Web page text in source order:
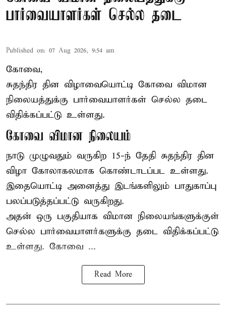
பார்வையாளர்கள் செல்ல தடை
Published on: 07 Aug 2026, 9:54 am
கோவை,
சுதந்திர தின விழாவையொட்டி கோவை விமான
நிலையத்துக்கு பார்வையாளர்கள் செல்ல தடை
விதிக்கப்பட்டு உள்ளது.
கோவை விமான நிலையம்
நாடு முழுவதும் வருகிற 15-ந் தேதி சுதந்திர தின
விழா கோலாகலமாக கொண்டாடப்பட உள்ளது.
இதையொட்டி அனைத்து இடங்களிலும் பாதுகாப்பு
பலப்படுத்தப்பட்டு வருகிறது.
அதன் ஒரு பகுதியாக விமான நிலையங்களுக்குள்
செல்ல பார்வையாளர்களுக்கு தடை விதிக்கப்பட்டு
உள்ளது. கோவை ...
Read More